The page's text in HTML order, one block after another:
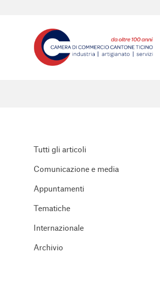
Tutti gli articoli
Comunicazione e media
Appuntamenti
Tematiche
Internazionale
Archivio